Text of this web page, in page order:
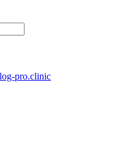
pro.clinic